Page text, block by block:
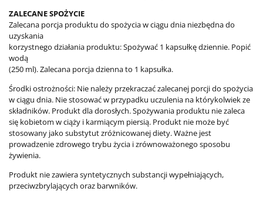
ZALECANE SPOŻYCIE
Zalecana porcja produktu do spożycia w ciągu dnia niezbędna do
uzyskania
korzystnego działania produktu: Spożywać 1 kapsułkę dziennie. Popić
wodą
(250 ml). Zalecana porcja dzienna to 1 kapsułka.
Środki ostrożności: Nie należy przekraczać zalecanej porcji do spożycia
w ciągu dnia. Nie stosować w przypadku uczulenia na którykolwiek ze
składników. Produkt dla dorosłych. Spożywania produktu nie zaleca
się kobietom w ciąży i karmiącym piersią. Produkt nie może być
stosowany jako substytut zróżnicowanej diety. Ważne jest
prowadzenie zdrowego trybu życia i zrównoważonego sposobu
żywienia.
Produkt nie zawiera syntetycznych substancji wypełniających,
przeciwzbrylających oraz barwników.